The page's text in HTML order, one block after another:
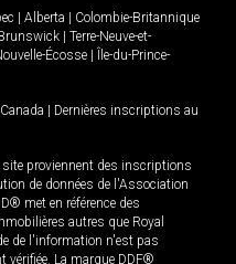
Alberta
Colombie-Britannique
Terre-Neuve-et-
Écosse
Île-du-Prince-
Dernières inscriptions au
proviennent des inscriptions
de données de l'Association
met en référence des
autres que Royal
de l'information n'est pas
vérifiée. La marque DDF®